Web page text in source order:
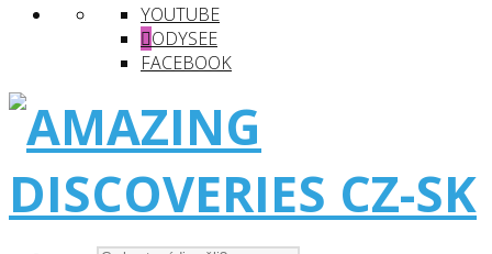
YOUTUBE
ODYSEE
FACEBOOK